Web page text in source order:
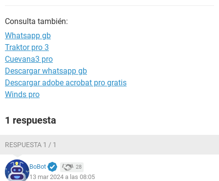
https://progbwhats.org/
Consulta también:
Whatsapp gb
Traktor pro 3
Cuevana3 pro
Descargar whatsapp gb
Descargar adobe acrobat pro gratis
Winds pro
1 respuesta
RESPUESTA 1 / 1
BoBot 28
13 mar 2024 a las 08:05